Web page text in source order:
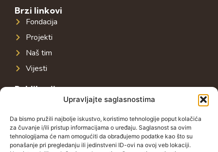
Upravljajte saglasnostima
Da bismo pružili najbolje iskustvo, koristimo tehnologije poput kolačića
za čuvanje i/ili pristup informacijama o uređaju. Saglasnost sa ovim
tehnologijama će nam omogućiti da obrađujemo podatke kao što su
ponašanje pri pregledanju ili jedinstveni ID-ovi na ovoj veb lokaciji.
Brzi linkovi
Fondacija
Projekti
Naš tim
Vijesti
Publikacije
Javna infrastruktura u jugoistočnoj Evropi
Javni dug u jugoistočnoj Evropi
Porezni sistem u jugoistočnoj Evropi
Javno-privatna partnerstva u jugoistočnoj Evropi